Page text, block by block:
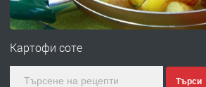
ПРЕДЛАГА Имот в Северна
Картофи соте
Търси